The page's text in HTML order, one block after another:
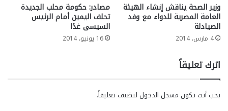
وزير الصحة يناقش إنشاء الهيئة
العامة المصرية للدواء مع وفد
الصيادلة
4 مارس، 2014
مصادر: حكومة محلب الجديدة
تحلف اليمين أمام الرئيس
السيسى غدًا
16 يونيو، 2014
اترك تعليقاً
يجب أنت تكون مسجل الدخول لتضيف تعليقاً.